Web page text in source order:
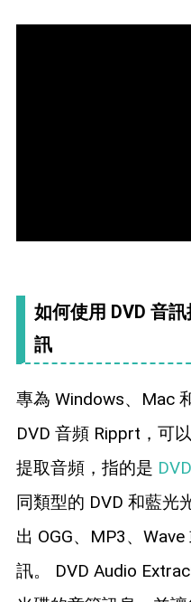
如何使用 DVD 音
訊
專為 Windows、Mac
DVD 音頻 Ripprt，可
提取音頻，指的是
同類型的 DVD 和藍光
出 OGG、MP3、
訊。 DVD Audio